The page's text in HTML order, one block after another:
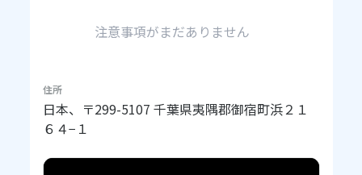
注意事項がまだありません
住所
日本、〒299-5107 千葉県夷隅郡御宿町浜２１
６４−１